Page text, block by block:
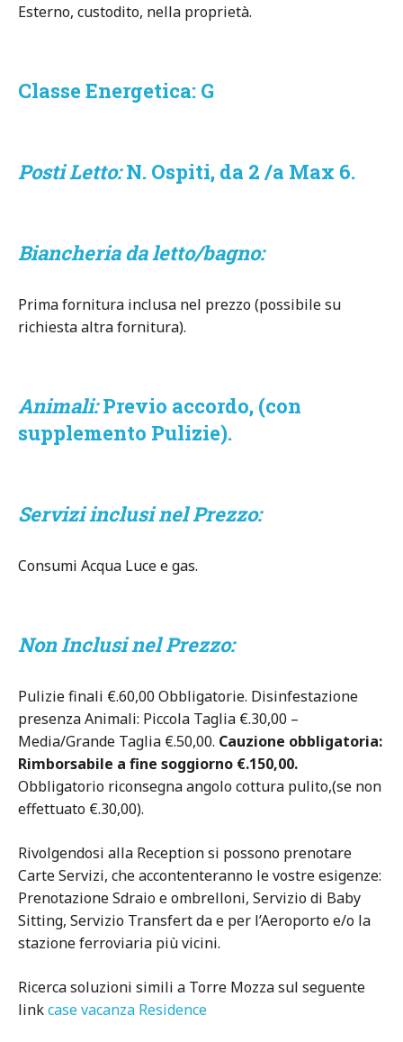
Esterno, custodito, nella proprietà.
Classe Energetica: G
Posti Letto:N. Ospiti, da 2 /a Max 6.
Biancheria da letto/bagno:
Prima fornitura inclusa nel prezzo (possibile su
richiesta altra fornitura).
Animali:Previo accordo, (con
supplemento Pulizie).
Servizi inclusi nel Prezzo:
Consumi Acqua Luce e gas.
Non Inclusi nel Prezzo:
Pulizie finali €.60,00 Obbligatorie. Disinfestazione
presenza Animali: Piccola Taglia €.30,00 –
Media/Grande Taglia €.50,00. Cauzione obbligatoria:
Rimborsabile a fine soggiorno €.150,00.
Obbligatorio riconsegna angolo cottura pulito,(se non
effettuato €.30,00).
Rivolgendosi alla Reception si possono prenotare
Carte Servizi, che accontenteranno le vostre esigenze:
Prenotazione Sdraio e ombrelloni, Servizio di Baby
Sitting, Servizio Transfert da e per l’Aeroporto e/o la
stazione ferroviaria più vicini.
Ricerca soluzioni simili a Torre Mozza sul seguente
linkcase vacanza Residence